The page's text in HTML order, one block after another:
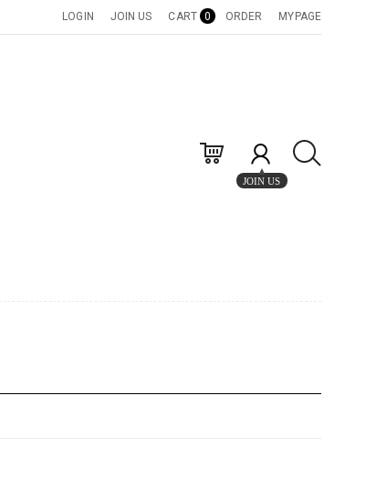
LOGIN JOIN US CART 0 ORDER MYPAGE
JOIN US